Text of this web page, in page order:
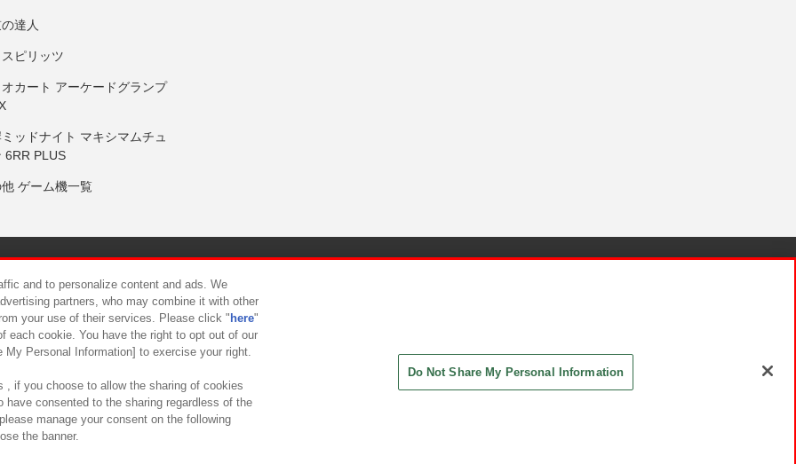
達人
ピリッツ
カート アーケードグランプ
ッドナイト マキシマムチュ
6RR PLUS
ゲーム機一覧
について カスタマーハラスメント対応方針
and to personalize content and ads. We
partners, who may combine it with other
your use of their services. Please click " here"
each cookie. You have the right to opt out of our
Personal Information] to exercise your right.
, if you choose to allow the sharing of cookies
have consented to the sharing regardless of the
manage your consent on the following
the banner.
Do Not Share My Personal Information